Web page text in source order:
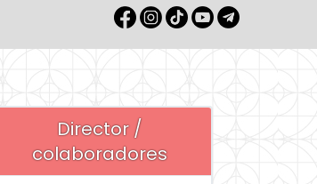
Director /
colaboradores